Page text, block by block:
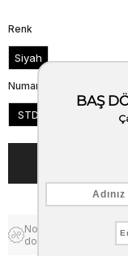
Renk
Siyah
Numara
STD
Notify me when the
down